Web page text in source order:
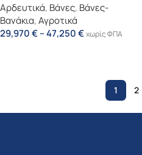
Αρδευτικά, Βάνες, Βάνες-
Βανάκια,Αγροτικά
29,970€–47,250€χωρίς ΦΠΑ
1 2